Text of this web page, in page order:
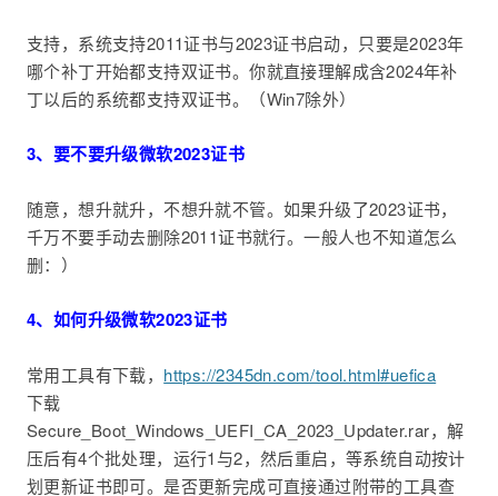
支持，系统支持2011证书与2023证书启动，只要是2023年
哪个补丁开始都支持双证书。你就直接理解成含2024年补
丁以后的系统都支持双证书。（Win7除外）
3、要不要升级微软2023证书
随意，想升就升，不想升就不管。如果升级了2023证书，
千万不要手动去删除2011证书就行。一般人也不知道怎么
删：）
4、如何升级微软2023证书
常用工具有下载， https://2345dn.com/tool.html#uefica
下载
Secure_Boot_Windows_UEFI_CA_2023_Updater.rar，解
压后有4个批处理，运行1与2，然后重启，等系统自动按计
划更新证书即可。是否更新完成可直接通过附带的工具查